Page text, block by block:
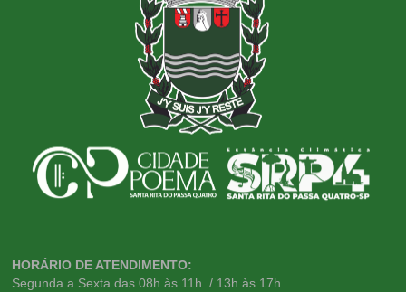
HORÁRIO DE ATENDIMENTO:
Segunda a Sexta das 08h às 11h / 13h às 17h